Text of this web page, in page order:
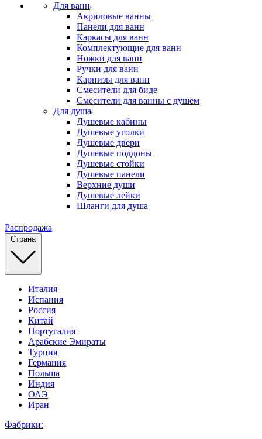
Для ванн
Акриловые ванны
Панели для ванн
Каркасы для ванн
Комплектующие для ванн
Ножки для ванн
Ручки для ванн
Карнизы для ванн
Смесители для биде
Смесители для ванны с душем
Для душа
Душевые кабины
Душевые уголки
Душевые двери
Душевые поддоны
Душевые стойки
Душевые панели
Верхние души
Душевые лейки
Шланги для душа
Распродажа
Страна
Италия
Испания
Россия
Китай
Португалия
Арабские Эмираты
Турция
Германия
Польша
Индия
ОАЭ
Иран
Фабрики: